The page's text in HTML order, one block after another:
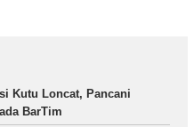
Kutu Loncat, Pancani
BarTim